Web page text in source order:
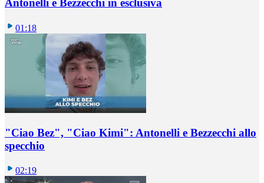
Antonelli e Bezzecchi in esclusiva
01:18
"Ciao Bez", "Ciao Kimi": Antonelli e Bezzecchi allo
specchio
02:19